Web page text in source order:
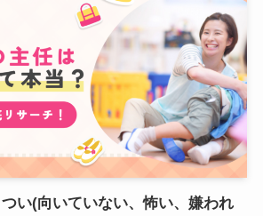
い(向いていない、怖い、嫌われ